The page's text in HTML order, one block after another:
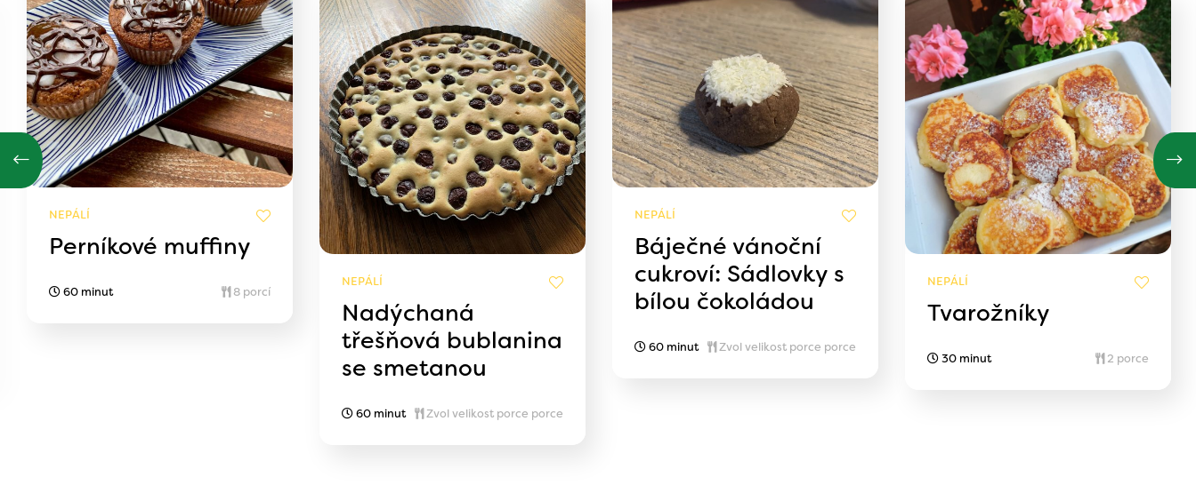
NEPÁLÍ
Perníkové muffiny
60 minut 8 porcí
NEPÁLÍ
Nadýchaná
třešňová bublanina
se smetanou
60 minut Zvol velikost porce porce
NEPÁLÍ
Báječné vánoční
cukroví: Sádlovky s
bílou čokoládou
60 minut Zvol velikost porce porce
NEPÁLÍ
Tvarožníky
30 minut 2 porce